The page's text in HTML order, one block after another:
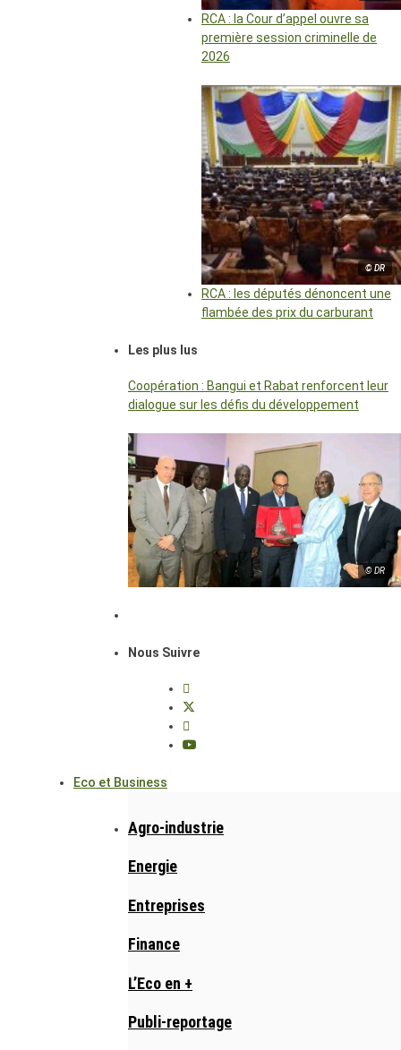
RCA : la Cour d’appel ouvre sa
première session criminelle de
2026
© DR
RCA : les députés dénoncent une
flambée des prix du carburant
Les plus lus
Coopération : Bangui et Rabat renforcent leur
dialogue sur les défis du développement
© DR
Nous Suivre
Eco et Business
Agro-industrie
Energie
Entreprises
Finance
L’Eco en +
Publi-reportage